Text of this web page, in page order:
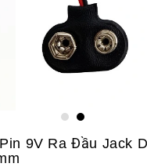
9V Ra Đầu Jack